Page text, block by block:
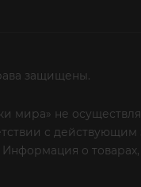
защищены.
мира» не
с
о